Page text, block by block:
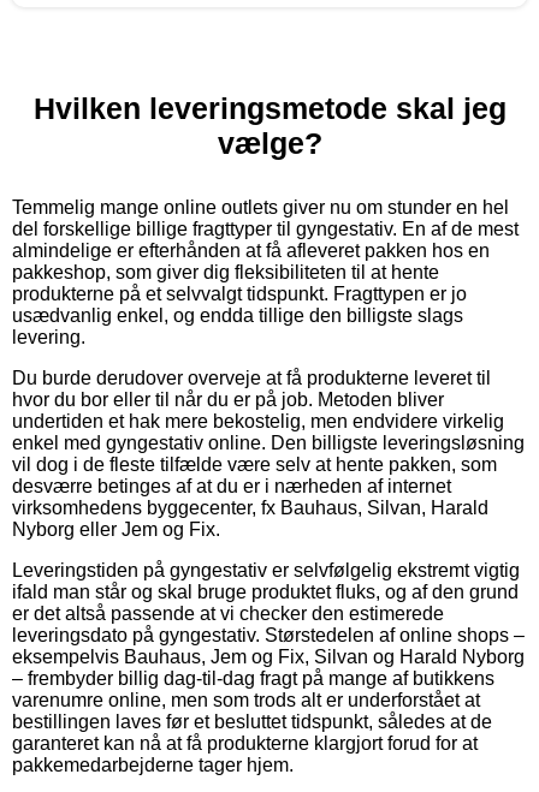
Hvilken leveringsmetode skal jeg
vælge?
Temmelig mange online outlets giver nu om stunder en hel
del forskellige billige fragttyper til gyngestativ. En af de mest
almindelige er efterhånden at få afleveret pakken hos en
pakkeshop, som giver dig fleksibiliteten til at hente
produkterne på et selvvalgt tidspunkt. Fragttypen er jo
usædvanlig enkel, og endda tillige den billigste slags
levering.
Du burde derudover overveje at få produkterne leveret til
hvor du bor eller til når du er på job. Metoden bliver
undertiden et hak mere bekostelig, men endvidere virkelig
enkel med gyngestativ online. Den billigste leveringsløsning
vil dog i de fleste tilfælde være selv at hente pakken, som
desværre betinges af at du er i nærheden af internet
virksomhedens byggecenter, fx Bauhaus, Silvan, Harald
Nyborg eller Jem og Fix.
Leveringstiden på gyngestativ er selvfølgelig ekstremt vigtig
ifald man står og skal bruge produktet fluks, og af den grund
er det altså passende at vi checker den estimerede
leveringsdato på gyngestativ. Størstedelen af online shops –
eksempelvis Bauhaus, Jem og Fix, Silvan og Harald Nyborg
– frembyder billig dag-til-dag fragt på mange af butikkens
varenumre online, men som trods alt er underforstået at
bestillingen laves før et besluttet tidspunkt, således at de
garanteret kan nå at få produkterne klargjort forud for at
pakkemedarbejderne tager hjem.